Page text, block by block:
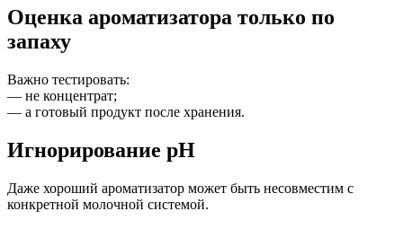
Оценка ароматизатора только по
запаху
Важно тестировать:
— не концентрат;
— а готовый продукт после хранения.
Игнорирование pH
Даже хороший ароматизатор может быть несовместим с
конкретной молочной системой.